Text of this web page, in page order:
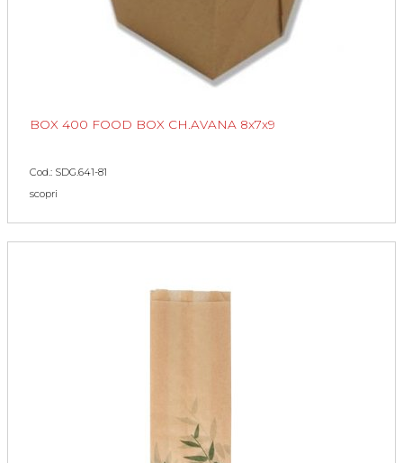
BOX 400 FOOD BOX CH.AVANA 8x7x9
Cod.: SDG.641-81
scopri